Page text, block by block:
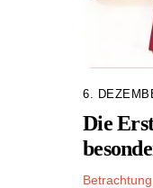
6.
Die
Betrachtung